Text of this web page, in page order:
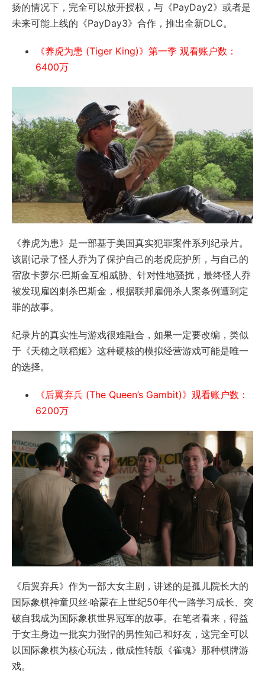
扬的情况下，完全可以放开授权，与《PayDay2》或者是
未来可能上线的《PayDay3》合作，推出全新DLC。
《养虎为患 (Tiger King)》第一季 观看账户数：
6400万
《养虎为患》是一部基于美国真实犯罪案件系列纪录片。
该剧记录了怪人乔为了保护自己的老虎庇护所，与自己的
宿敌卡萝尔·巴斯金互相威胁、针对性地骚扰，最终怪人乔
被发现雇凶刺杀巴斯金，根据联邦雇佣杀人案条例遭到定
罪的故事。
纪录片的真实性与游戏很难融合，如果一定要改编，类似
于《天穗之咲稻姬》这种硬核的模拟经营游戏可能是唯一
的选择。
《后翼弃兵 (The Queen’s Gambit)》观看账户数：
6200万
《后翼弃兵》作为一部大女主剧，讲述的是孤儿院长大的
国际象棋神童贝丝·哈蒙在上世纪50年代一路学习成长、突
破自我成为国际象棋世界冠军的故事。在笔者看来，得益
于女主身边一批实力强悍的男性知己和好友，这完全可以
以国际象棋为核心玩法，做成性转版《雀魂》那种棋牌游
戏。